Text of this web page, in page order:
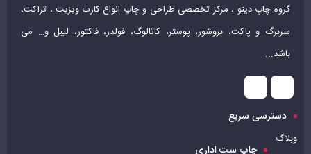
گروه چاپ دینو ، مرکز تخصصی طراحی و چاپ انواع کارت ویزیت ، تراکت،
سربرگ و پاکت، بروشور، پوستر، کاتالوگ، فولدر، فاکتور، لیبل و… می
باشد...
دسترسی سریع
وبلاگ